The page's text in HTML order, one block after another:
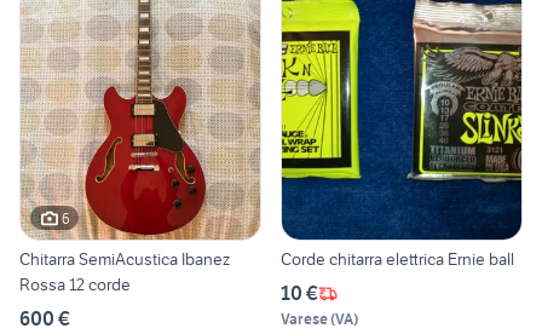
6
Chitarra SemiAcustica Ibanez
Rossa 12 corde
600 €
Corde chitarra elettrica Ernie ball
10 €
Varese(VA)